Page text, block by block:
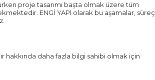
proje tasarımı başta olmak üzere tüm
ENGİ YAPI olarak bu aşamalar, süreç
hakkında daha fazla bilgi sahibi olmak için